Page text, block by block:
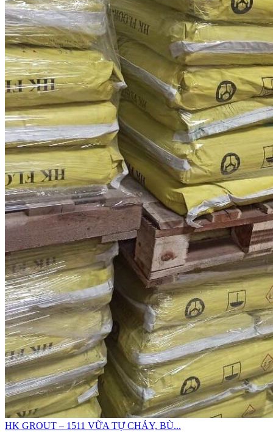
HK GROUT – 1511 VỮA TỰ CHẢY, BÙ...